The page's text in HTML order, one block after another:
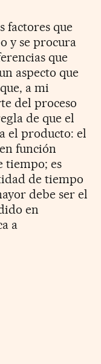
factores que
y se procura
que
aspecto que
a mi
del proceso
de que el
el producto: el
función
tiempo; es
de tiempo
debe ser el
en
a